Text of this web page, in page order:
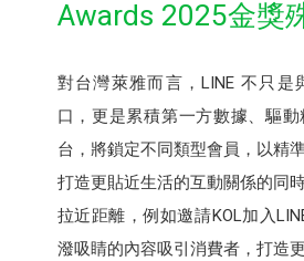
Awards 2025金獎
對台灣萊雅而言，LINE 不只是
口，更是累積第一方數據、驅
台，將鎖定不同類型會員，以精
打造更貼近生活的互動關係的同
拉近距離，例如邀請KOL加入
潑吸睛的內容吸引消費者，打造